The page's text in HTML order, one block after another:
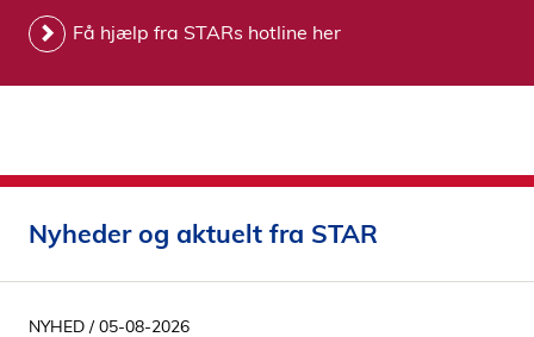
Få hjælp fra STARs hotline her
Nyheder og aktuelt fra STAR
NYHED / 05-08-2026